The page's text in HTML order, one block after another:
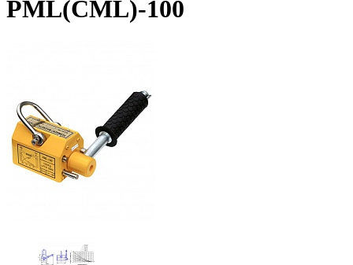
PML(CML)-100